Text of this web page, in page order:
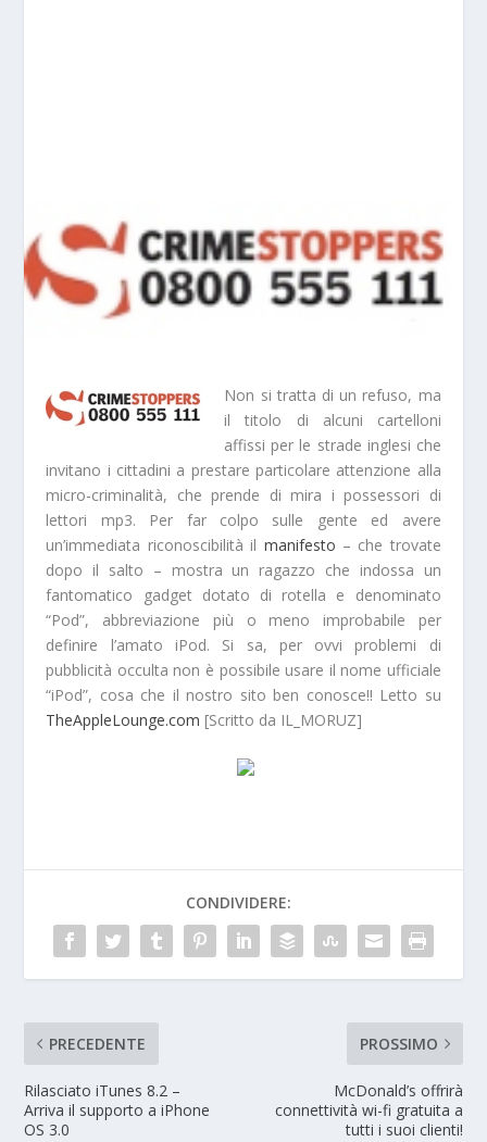
Non si tratta di un refuso, ma
il titolo di alcuni cartelloni
affissi per le strade inglesi che
invitano i cittadini a prestare particolare attenzione alla
micro-criminalità, che prende di mira i possessori di
lettori mp3. Per far colpo sulle gente ed avere
un’immediata riconoscibilità il manifesto – che trovate
dopo il salto – mostra un ragazzo che indossa un
fantomatico gadget dotato di rotella e denominato
“Pod”, abbreviazione più o meno improbabile per
definire l’amato iPod. Si sa, per ovvi problemi di
pubblicità occulta non è possibile usare il nome ufficiale
“iPod”, cosa che il nostro sito ben conosce!! Letto su
TheAppleLounge.com [Scritto da IL_MORUZ]
CONDIVIDERE:
PRECEDENTE
Rilasciato iTunes 8.2 –
Arriva il supporto a iPhone
OS 3.0
PROSSIMO
McDonald’s offrirà
connettività wi-fi gratuita a
tutti i suoi clienti!